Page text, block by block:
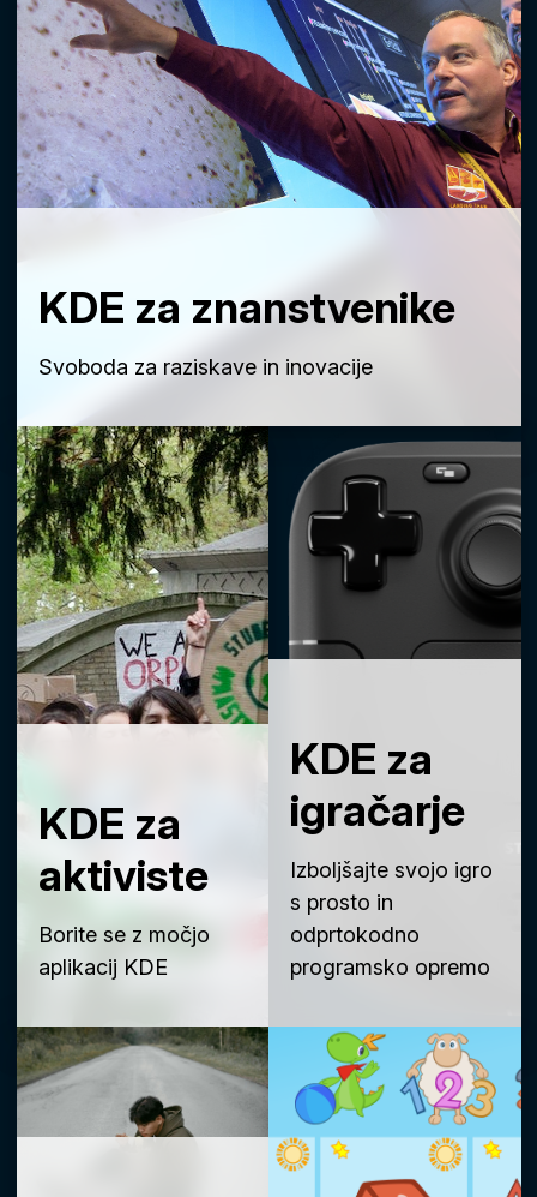
KDE za znanstvenike
Svoboda za raziskave in inovacije
KDE za
aktiviste
Borite se z močjo
aplikacij KDE
KDE za
igračarje
Izboljšajte svojo igro
s prosto in
odprtokodno
programsko opremo